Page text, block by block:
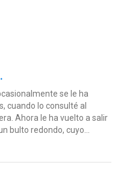
se le ha
cuando lo consulté al
Ahora le ha vuelto a salir
bulto redondo, cuyo...